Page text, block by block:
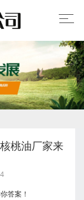
桃油厂家来
答案！